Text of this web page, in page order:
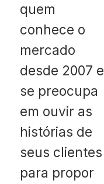
quem
conhece o
mercado
desde 2007 e
se preocupa
em ouvir as
histórias de
seus clientes
para propor